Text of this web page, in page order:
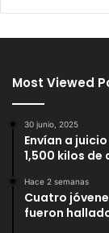
Most Viewed
30 junio, 2025
Envían a
1,500 kilos de
Hace 2 semanas
Cuatro
fueron